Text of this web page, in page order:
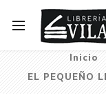
Inicio
EL PEQUEÑO